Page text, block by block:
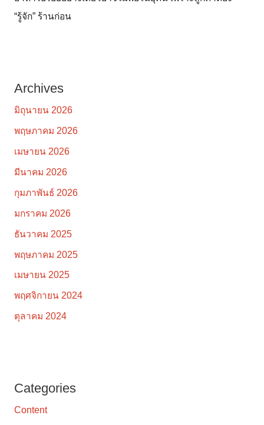
“รู้จัก” ร้านก่อน
Archives
มิถุนายน 2026
พฤษภาคม 2026
เมษายน 2026
มีนาคม 2026
กุมภาพันธ์ 2026
มกราคม 2026
ธันวาคม 2025
พฤษภาคม 2025
เมษายน 2025
พฤศจิกายน 2024
ตุลาคม 2024
Categories
Content